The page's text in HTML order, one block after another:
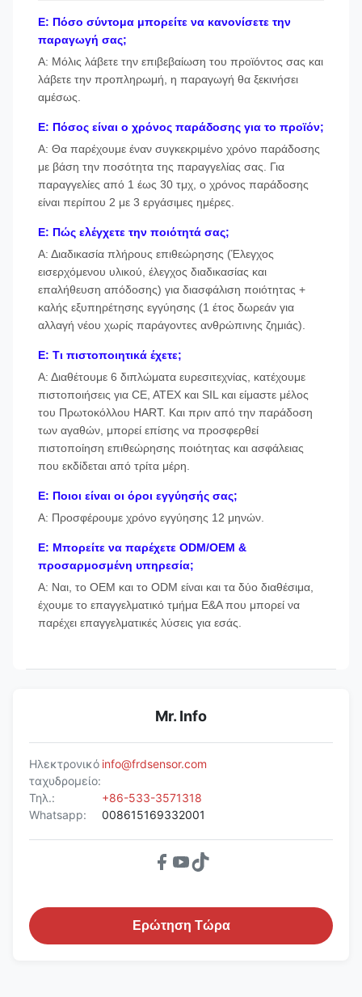
Ε: Πόσο σύντομα μπορείτε να κανονίσετε την
παραγωγή σας;
Α: Μόλις λάβετε την επιβεβαίωση του προϊόντος σας και
λάβετε την προπληρωμή, η παραγωγή θα ξεκινήσει
αμέσως.
Ε: Πόσος είναι ο χρόνος παράδοσης για το προϊόν;
Α: Θα παρέχουμε έναν συγκεκριμένο χρόνο παράδοσης
με βάση την ποσότητα της παραγγελίας σας. Για
παραγγελίες από 1 έως 30 τμχ, ο χρόνος παράδοσης
είναι περίπου 2 με 3 εργάσιμες ημέρες.
Ε: Πώς ελέγχετε την ποιότητά σας;
Α: Διαδικασία πλήρους επιθεώρησης (Έλεγχος
εισερχόμενου υλικού, έλεγχος διαδικασίας και
επαλήθευση απόδοσης) για διασφάλιση ποιότητας +
καλής εξυπηρέτησης εγγύησης (1 έτος δωρεάν για
αλλαγή νέου χωρίς παράγοντες ανθρώπινης ζημιάς).
Ε: Τι πιστοποιητικά έχετε;
Α: Διαθέτουμε 6 διπλώματα ευρεσιτεχνίας, κατέχουμε
πιστοποιήσεις για CE, ATEX και SIL και είμαστε μέλος
του Πρωτοκόλλου HART. Και πριν από την παράδοση
των αγαθών, μπορεί επίσης να προσφερθεί
πιστοποίηση επιθεώρησης ποιότητας και ασφάλειας
που εκδίδεται από τρίτα μέρη.
Ε: Ποιοι είναι οι όροι εγγύησής σας;
Α: Προσφέρουμε χρόνο εγγύησης 12 μηνών.
Ε: Μπορείτε να παρέχετε ODM/OEM &
προσαρμοσμένη υπηρεσία;
Α: Ναι, το OEM και το ODM είναι και τα δύο διαθέσιμα,
έχουμε το επαγγελματικό τμήμα Ε&Α που μπορεί να
παρέχει επαγγελματικές λύσεις για εσάς.
Mr. Info
Ηλεκτρονικό
ταχυδρομείο:
info@frdsensor.com
Τηλ.:
+86-533-3571318
Whatsapp:
008615169332001
Ερώτηση Τώρα